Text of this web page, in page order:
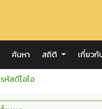
ค้นหา สถิติ เกี่ยวกั
รหัสดีโอไอ